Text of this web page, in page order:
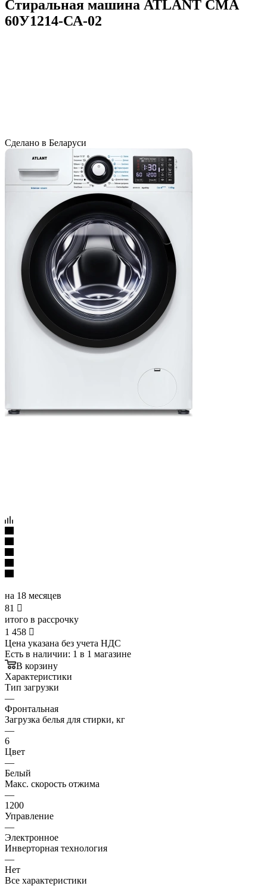
Стиральная машина ATLANT СМА
60У1214-СА-02
Сделано в Беларуси
на 18 месяцев
81 
итого в рассрочку
1 458 
Цена указана без учета НДС
Есть в наличии: 1 в 1 магазине
В корзину
Характеристики
Тип загрузки
—
Фронтальная
Загрузка белья для стирки, кг
—
6
Цвет
—
Белый
Макс. скорость отжима
—
1200
Управление
—
Электронное
Инверторная технология
—
Нет
Все характеристики